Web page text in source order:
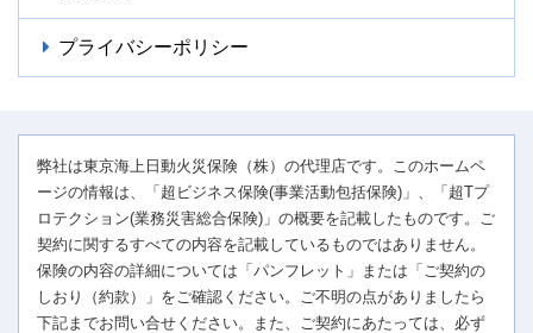
プライバシーポリシー
弊社は東京海上日動火災保険（株）の代理店です。このホームペ
ージの情報は、「超ビジネス保険(事業活動包括保険)」、「超Tプ
ロテクション(業務災害総合保険)」の概要を記載したものです。ご
契約に関するすべての内容を記載しているものではありません。
保険の内容の詳細については「パンフレット」または「ご契約の
しおり（約款）」をご確認ください。ご不明の点がありましたら
下記までお問い合せください。また、ご契約にあたっては、必ず